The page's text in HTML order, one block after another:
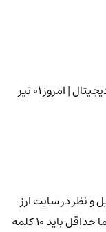
قیمت لحظه‌ای ارزهای دیجیتال | امروز ۰۱ تیر
نظر در سایت ارز
دیجیتال رایگان هدیه بگیرید. نظر یا تحلیل شما حداقل باید ۱۰ کلمه